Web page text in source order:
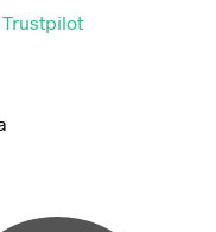
Trustpilot